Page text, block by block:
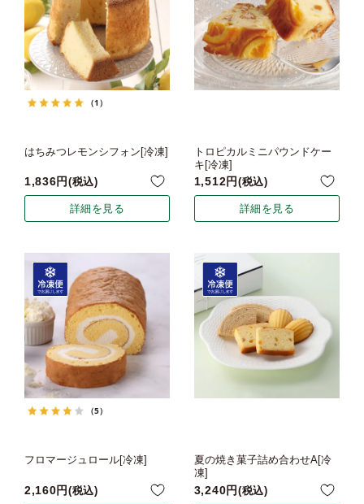
（1）
はちみつレモンシフォン[冷凍]
1,836 税込
詳細を見る
トロピカルミニパウンドケー
キ[冷凍]
1,512 税込
詳細を見る
（5）
フロマージュロール[冷凍]
2,160 税込
夏の焼き菓子詰め合わせA[冷
凍]
3,240 税込